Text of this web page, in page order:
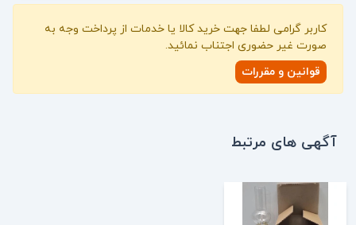
کاربر گرامی لطفا جهت خرید کالا یا خدمات از پرداخت وجه به
صورت غیر حضوری اجتناب نمائید.
قوانین و مقررات
آگهی های مرتبط